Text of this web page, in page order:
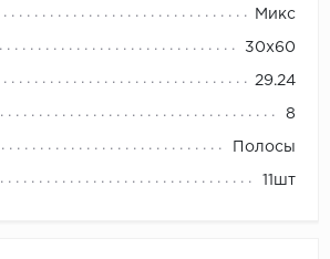
Микс
30x60
29.24
8
Полосы
11шт